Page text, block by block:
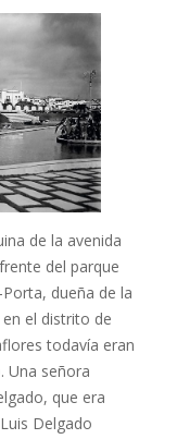
de la avenida
del parque
dueña de la
el distrito de
todavía eran
Una señora
que era
Delgado